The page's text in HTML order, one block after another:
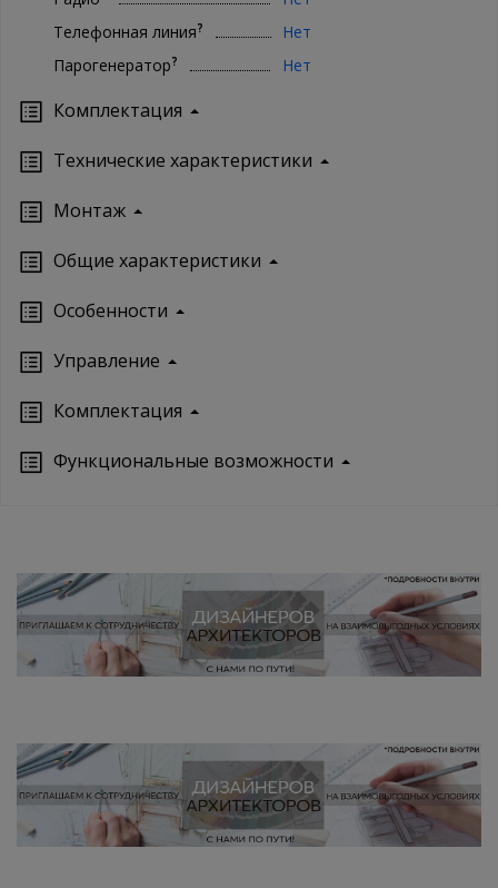
Телефонная линия?
Нет
Парогенератор? Нет
Комплектация
Технические характеристики
Монтаж
Oбщие характеристики
Особенности
Управление
Кoмплектация
Функциональные возможности